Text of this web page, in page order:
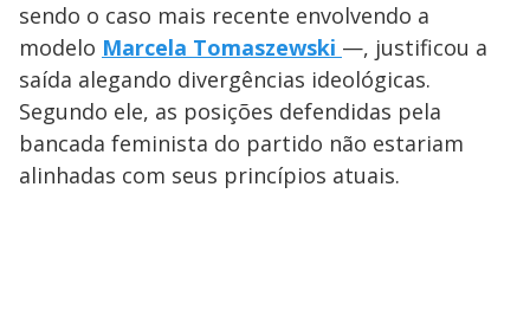
sendo o caso mais recente envolvendo a
modelo Marcela Tomaszewski —, justificou a
saída alegando divergências ideológicas.
Segundo ele, as posições defendidas pela
bancada feminista do partido não estariam
alinhadas com seus princípios atuais.